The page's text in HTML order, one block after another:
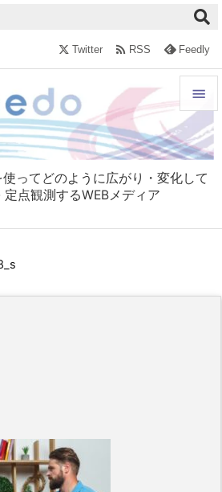
使ってどのように広がり・変化して
定点観測するWEBメディア


メニュ

Twitter  RSS Feedly